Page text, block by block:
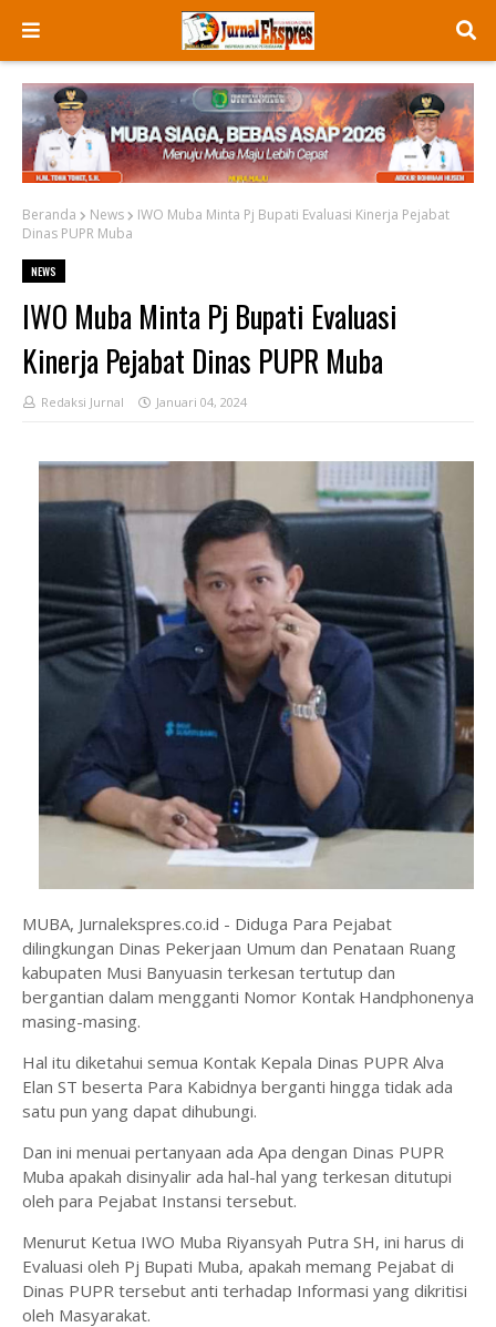
Beranda News
IWO Muba Minta Pj Bupati Evaluasi Kinerja Pejabat
Dinas PUPR Muba
NEWS
IWO Muba Minta Pj Bupati Evaluasi
Kinerja Pejabat Dinas PUPR Muba
Redaksi Jurnal Januari 04, 2024
MUBA, Jurnalekspres.co.id - Diduga Para Pejabat
dilingkungan Dinas Pekerjaan Umum dan Penataan Ruang
kabupaten Musi Banyuasin terkesan tertutup dan
bergantian dalam mengganti Nomor Kontak Handphonenya
masing-masing.
Hal itu diketahui semua Kontak Kepala Dinas PUPR Alva
Elan ST beserta Para Kabidnya berganti hingga tidak ada
satu pun yang dapat dihubungi.
Dan ini menuai pertanyaan ada Apa dengan Dinas PUPR
Muba apakah disinyalir ada hal-hal yang terkesan ditutupi
oleh para Pejabat Instansi tersebut.
Menurut Ketua IWO Muba Riyansyah Putra SH, ini harus di
Evaluasi oleh Pj Bupati Muba, apakah memang Pejabat di
Dinas PUPR tersebut anti terhadap Informasi yang dikritisi
oleh Masyarakat.